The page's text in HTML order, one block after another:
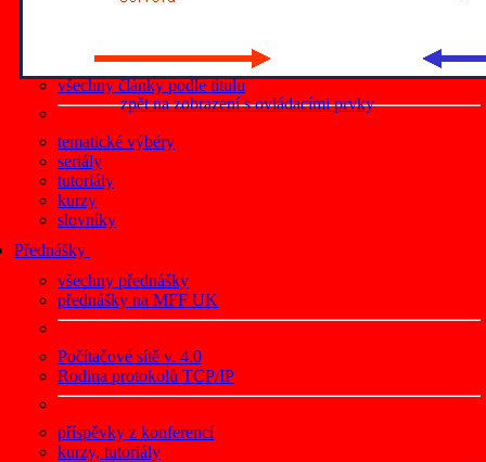
články na Lupa.cz
všechny články podle titulu
tematické výběry
seriály
tutoriály
kurzy
slovníky
Přednášky
všechny přednášky
přednášky na MFF UK
Počítačové sítě v. 4.0
Rodina protokolů TCP/IP
příspěvky z konferencí
kurzy, tutoriály
zpět na zobrazení s ovládacími prvky